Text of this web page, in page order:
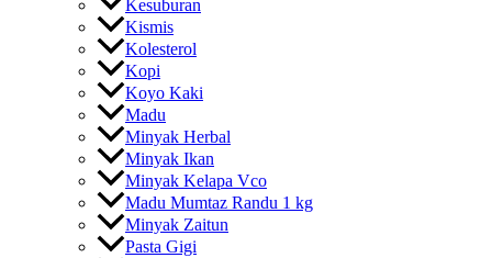
Kesuburan
Kismis
Kolesterol
Kopi
Koyo Kaki
Madu
Minyak Herbal
Minyak Ikan
Minyak Kelapa Vco
Madu Mumtaz Randu 1 kg
Minyak Zaitun
Pasta Gigi